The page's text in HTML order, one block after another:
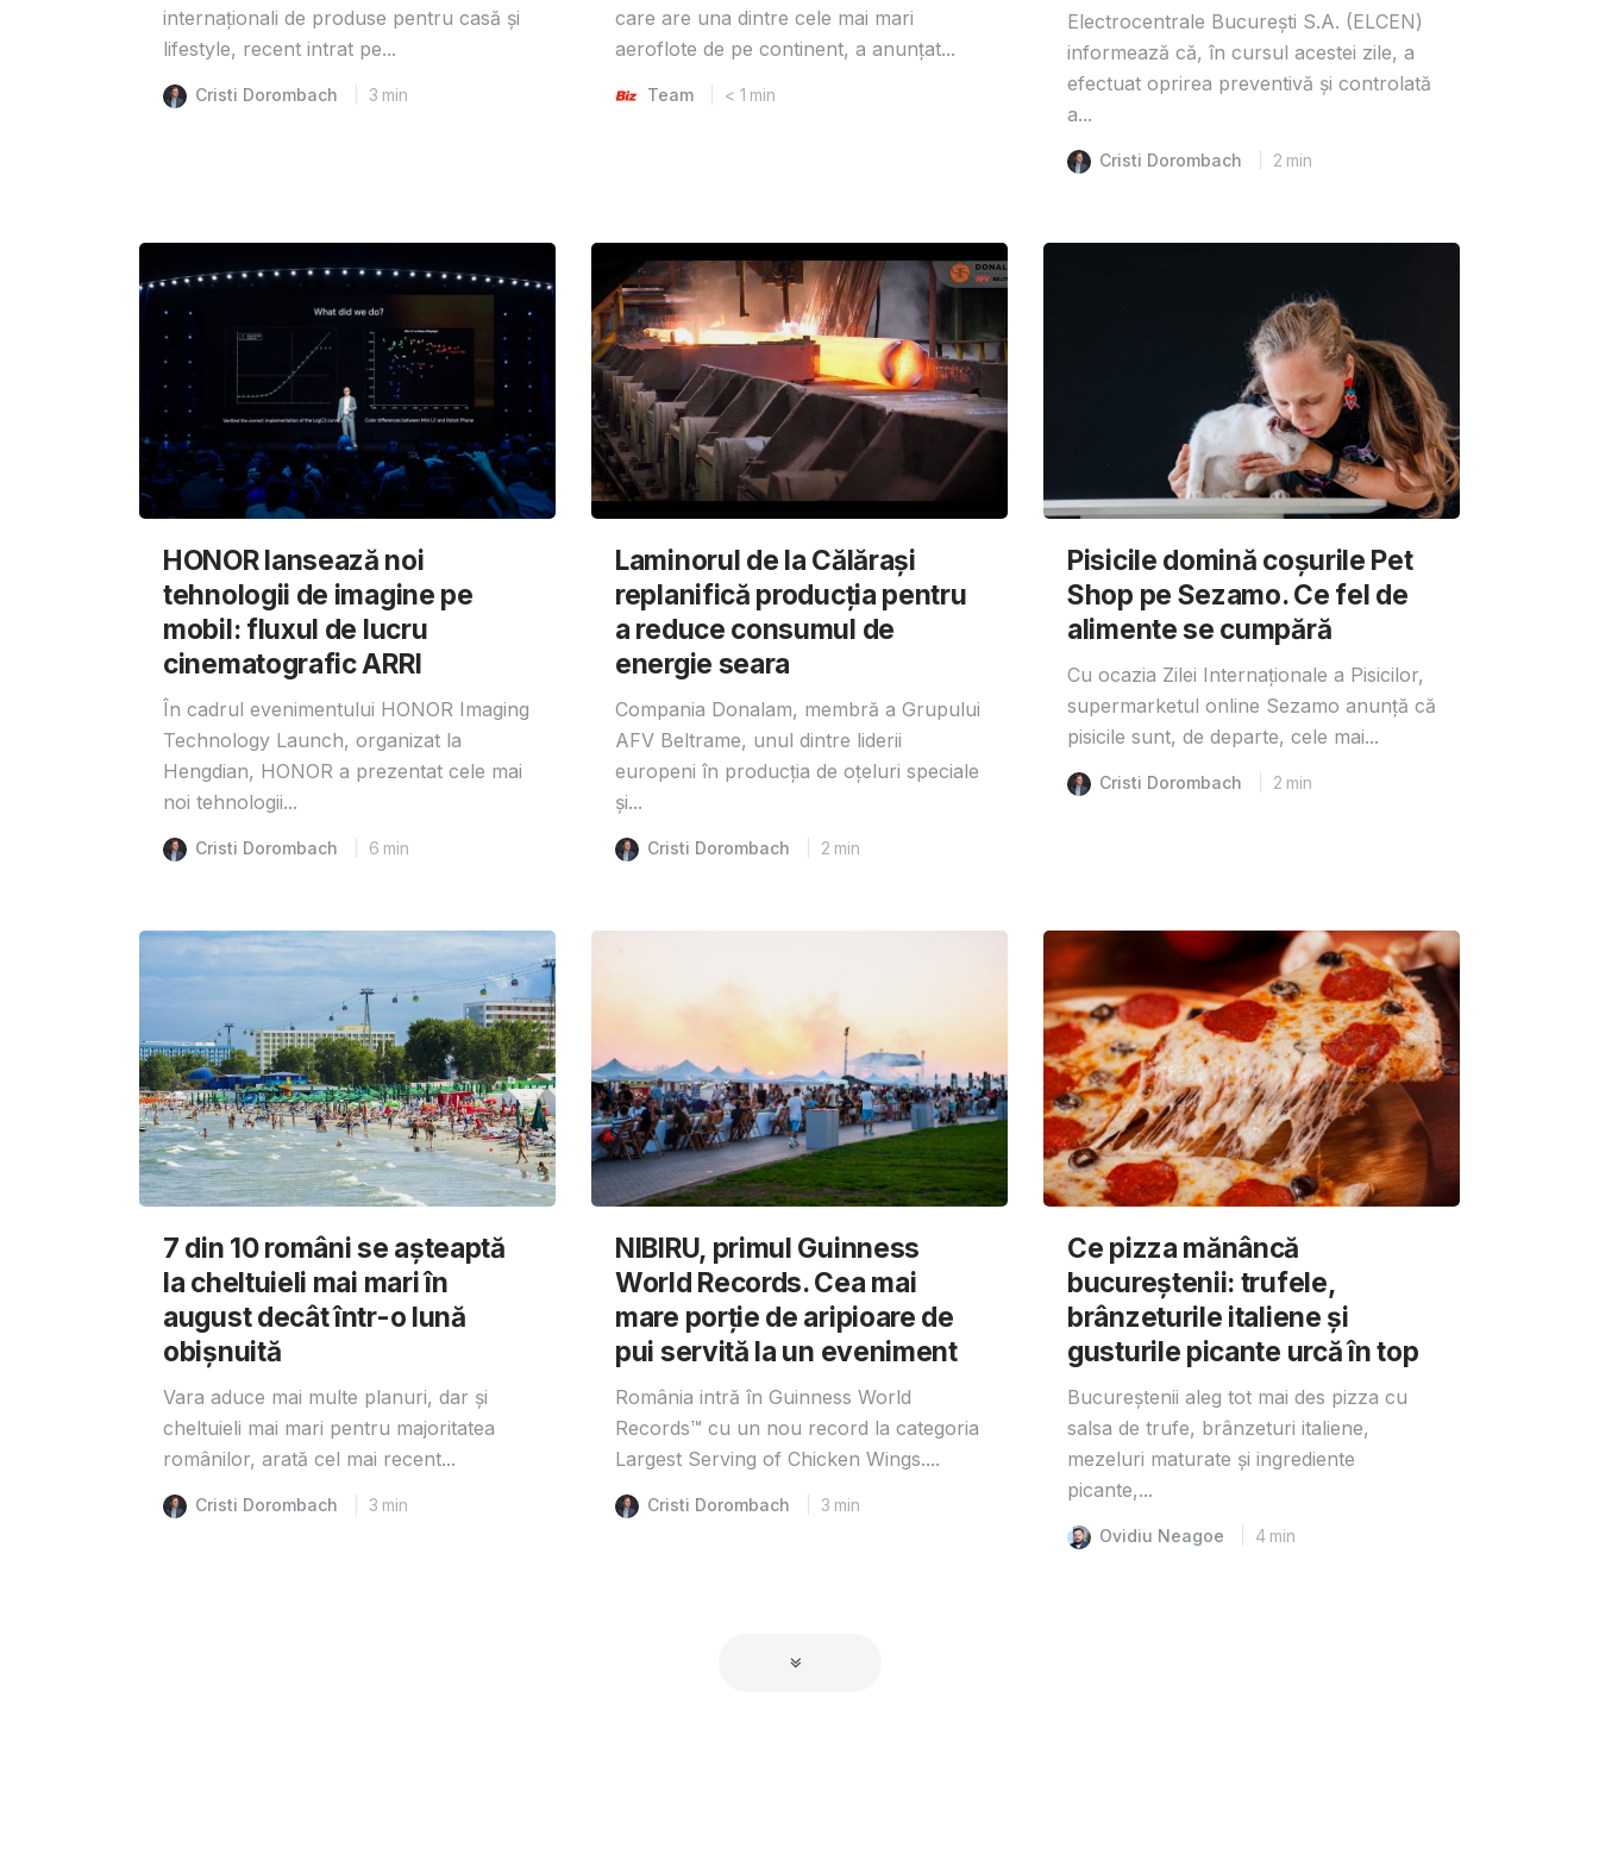
internaționali de produse pentru casă și
lifestyle, recent intrat pe...
Cristi Dorombach 3 min
care are una dintre cele mai mari
aeroflote de pe continent, a anunțat...
Team < 1 min
Electrocentrale București S.A. (ELCEN)
informează că, în cursul acestei zile, a
efectuat oprirea preventivă și controlată
a...
Cristi Dorombach 2 min
HONOR lansează noi
tehnologii de imagine pe
mobil: fluxul de lucru
cinematografic ARRI
În cadrul evenimentului HONOR Imaging
Technology Launch, organizat la
Hengdian, HONOR a prezentat cele mai
noi tehnologii...
Cristi Dorombach 6 min
Laminorul de la Călărași
replanifică producția pentru
a reduce consumul de
energie seara
Compania Donalam, membră a Grupului
AFV Beltrame, unul dintre liderii
europeni în producția de oțeluri speciale
și...
Cristi Dorombach 2 min
Pisicile domină coșurile Pet
Shop pe Sezamo. Ce fel de
alimente se cumpără
Cu ocazia Zilei Internaționale a Pisicilor,
supermarketul online Sezamo anunță că
pisicile sunt, de departe, cele mai...
Cristi Dorombach 2 min
7 din 10 români se așteaptă
la cheltuieli mai mari în
august decât într-o lună
obișnuită
Vara aduce mai multe planuri, dar și
cheltuieli mai mari pentru majoritatea
românilor, arată cel mai recent...
Cristi Dorombach 3 min
NIBIRU, primul Guinness
World Records. Cea mai
mare porție de aripioare de
pui servită la un eveniment
România intră în Guinness World
Records™️ cu un nou record la categoria
Largest Serving of Chicken Wings....
Cristi Dorombach 3 min
Ce pizza mănâncă
bucureștenii: trufele,
brânzeturile italiene și
gusturile picante urcă în top
Bucureștenii aleg tot mai des pizza cu
salsa de trufe, brânzeturi italiene,
mezeluri maturate și ingrediente
picante,...
Ovidiu Neagoe 4 min